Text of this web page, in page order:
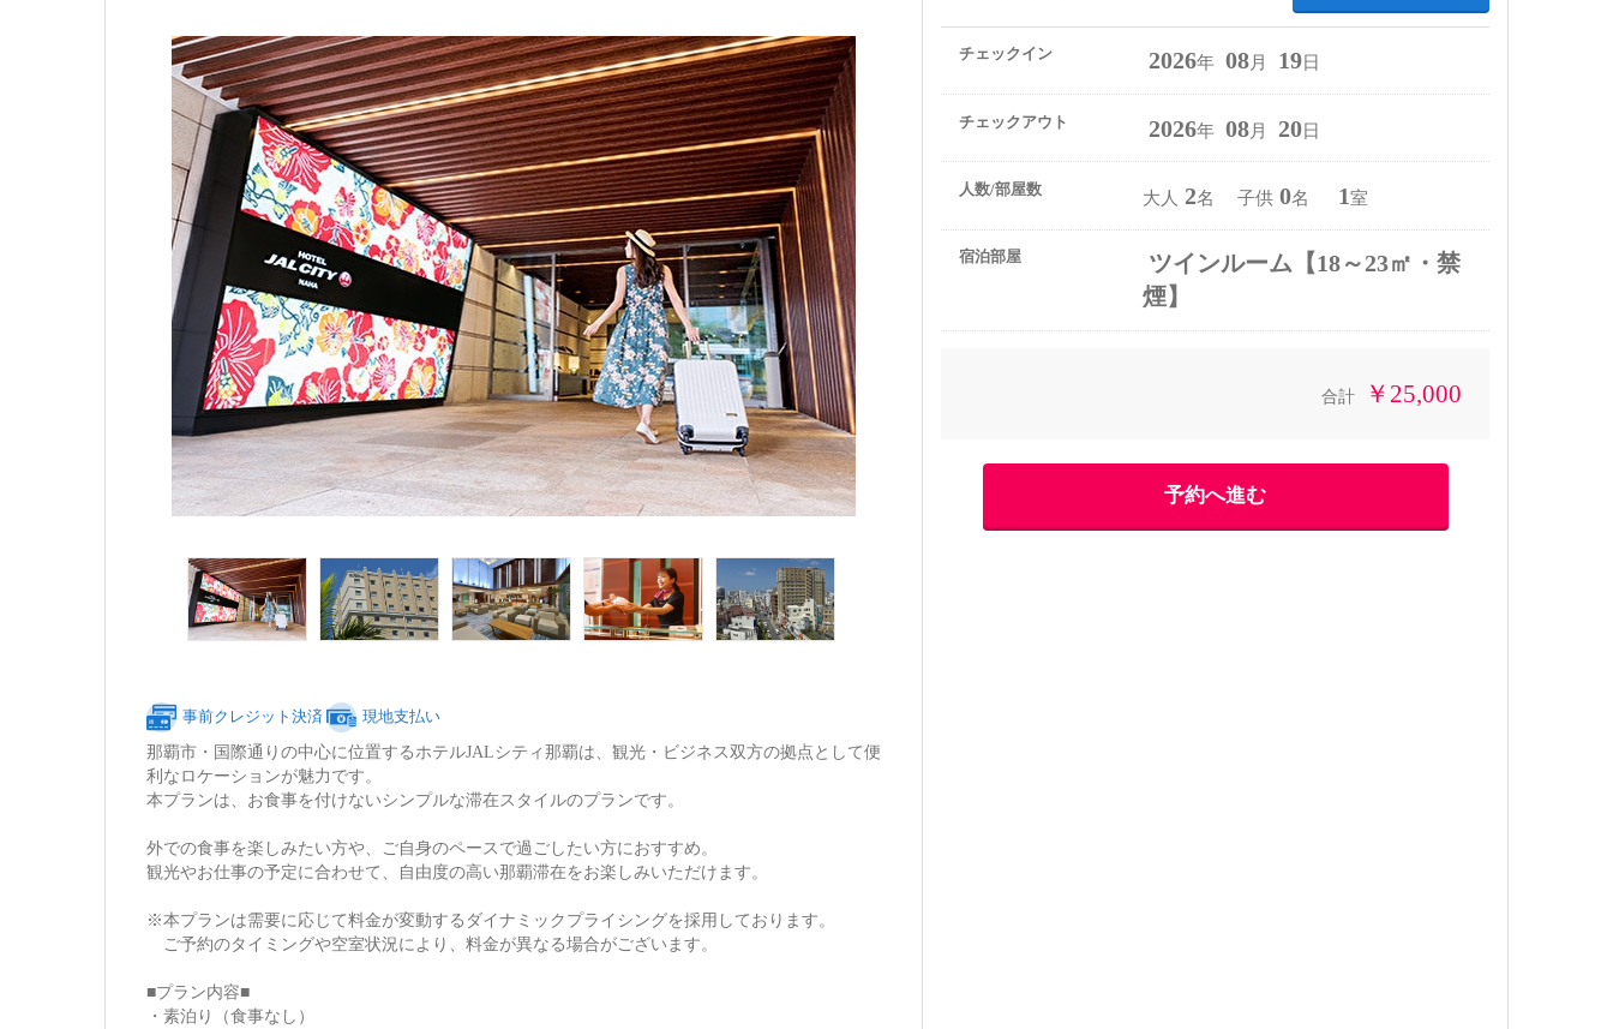
事前クレジット決済 現地支払い
那覇市・国際通りの中心に位置するホテルJALシティ那覇は、観光・ビジネス双方の拠点として便
利なロケーションが魅力です。
本プランは、お食事を付けないシンプルな滞在スタイルのプランです。
外での食事を楽しみたい方や、ご自身のペースで過ごしたい方におすすめ。
観光やお仕事の予定に合わせて、自由度の高い那覇滞在をお楽しみいただけます。
※本プランは需要に応じて料金が変動するダイナミックプライシングを採用しております。
ご予約のタイミングや空室状況により、料金が異なる場合がございます。
■プラン内容■
・素泊り（食事なし）
チェックイン 2026年 08月 19日
チェックアウト 2026年 08月 20日
人数/部屋数 大人 2名 子供 0名 1室
宿泊部屋
ツインルーム【18～23㎡・禁
煙】
合計 ￥25,000